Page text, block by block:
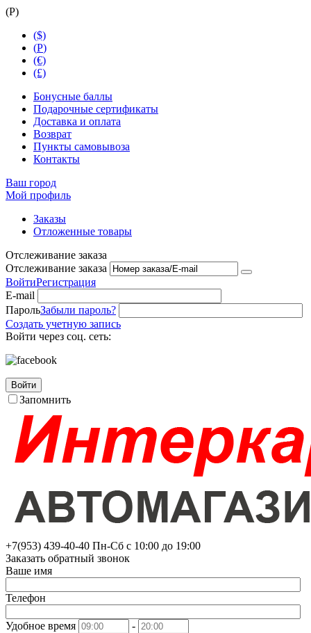
(Р)
($)
(Р)
(€)
(£)
Бонусные баллы
Подарочные сертификаты
Доставка и оплата
Возврат
Пункты самовывоза
Контакты
Ваш город
Мой профиль
Заказы
Отложенные товары
Отслеживание заказа
Отслеживание заказа
ВойтиРегистрация
E-mail
ПарольЗабыли пароль?
Создать учетную запись
Войти через соц. сеть:
Войти
Запомнить
+7(953) 439-40-40 Пн-Сб с 10:00 до 19:00
Заказать обратный звонок
Ваше имя
Телефон
Удобное время
-